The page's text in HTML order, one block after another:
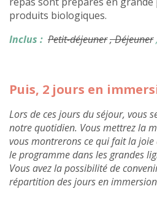
produits biologiques.
Inclus : Petit-déjeuner, Déjeuner
Puis, 2 jours en
Lors de ces jours du séjour, vous
notre quotidien. Vous mettrez la
vous montrerons ce qui fait la
le programme dans les grandes
Vous avez la possibilité de
répartition des jours en